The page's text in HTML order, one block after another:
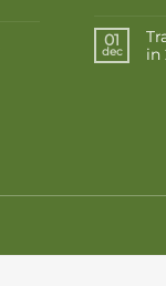
01
dec
in